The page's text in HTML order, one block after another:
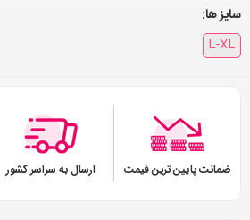
سایز ها:
L-XL
ضمانت پایین ترین قیمت ارسال به سراسر کشور